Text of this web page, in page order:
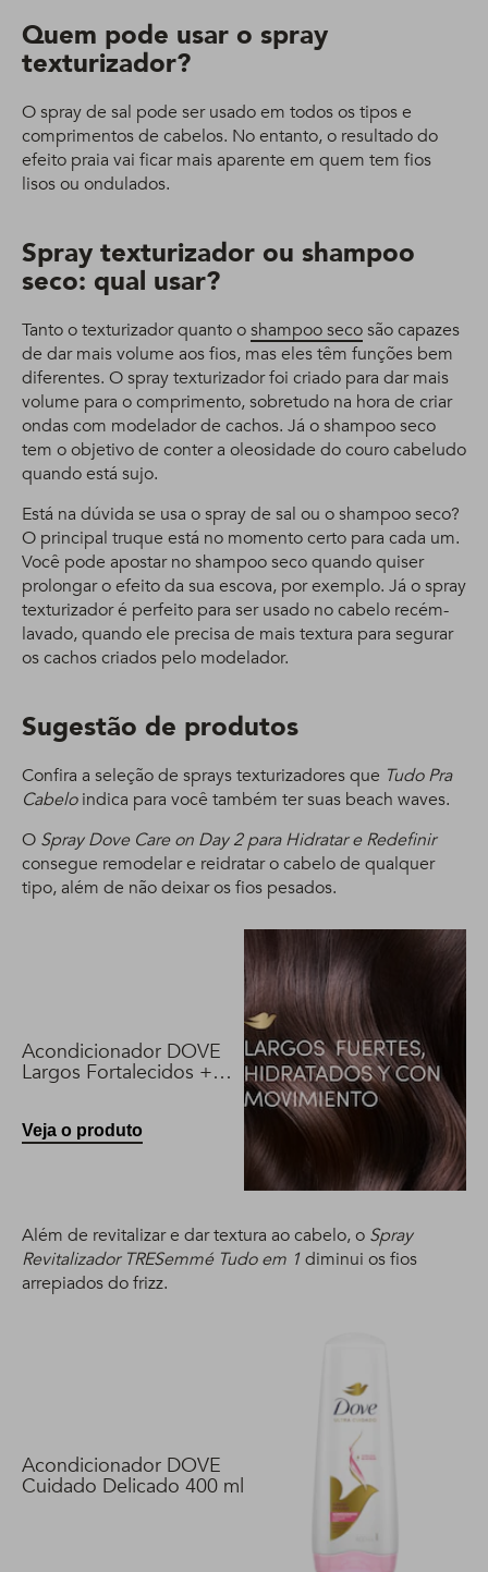
Quem pode usar o spray
texturizador?
O spray de sal pode ser usado em todos os tipos e
comprimentos de cabelos. No entanto, o resultado do
efeito praia vai ficar mais aparente em quem tem fios
lisos ou ondulados.
Spray texturizador ou shampoo
seco: qual usar?
Tanto o texturizador quanto oshampoo secosão capazes
de dar mais volume aos fios, mas eles têm funções bem
diferentes. O spray texturizador foi criado para dar mais
volume para o comprimento, sobretudo na hora de criar
ondas com modelador de cachos. Já o shampoo seco
tem o objetivo de conter a oleosidade do couro cabeludo
quando está sujo.
Está na dúvida se usa o spray de sal ou o shampoo seco?
O principal truque está no momento certo para cada um.
Você pode apostar no shampoo seco quando quiser
prolongar o efeito da sua escova, por exemplo. Já o spray
texturizador é perfeito para ser usado no cabelo recém-
lavado, quando ele precisa de mais textura para segurar
os cachos criados pelo modelador.
Sugestão de produtos
Confira a seleção de sprays texturizadores que Tudo Pra
Cabeloindica para você também ter suas beach waves.
O Spray Dove Care on Day 2 para Hidratar e Redefinir
consegue remodelar e reidratar o cabelo de qualquer
tipo, além de não deixar os fios pesados.
Acondicionador DOVE
Largos Fortalecidos +
Veja o produto
Além de revitalizar e dar textura ao cabelo, o Spray
Revitalizador TRESemmé Tudo em 1diminui os fios
arrepiados do frizz.
Acondicionador DOVE
Cuidado Delicado 400 ml